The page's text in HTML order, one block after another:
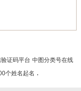
证码平台 中图分类号在线
个姓名起名 .